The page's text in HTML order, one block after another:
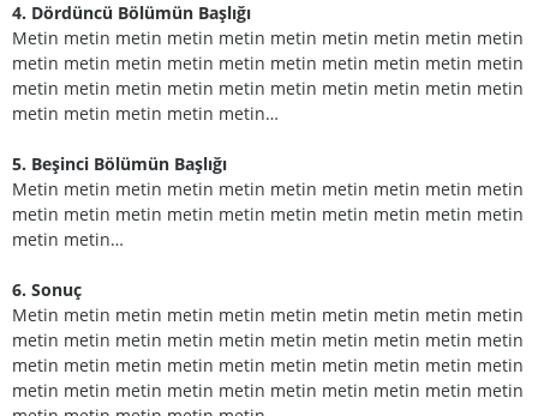
4. Dördüncü Bölümün Başlığı
Metin metin metin metin metin metin metin metin metin metin
metin metin metin metin metin metin metin metin metin metin
metin metin metin metin metin metin metin metin metin metin
metin metin metin metin metin…
5. Beşinci Bölümün Başlığı
Metin metin metin metin metin metin metin metin metin metin
metin metin metin metin metin metin metin metin metin metin
metin metin…
6. Sonuç
Metin metin metin metin metin metin metin metin metin metin
metin metin metin metin metin metin metin metin metin metin
metin metin metin metin metin metin metin metin metin metin
metin metin metin metin metin metin metin metin metin metin